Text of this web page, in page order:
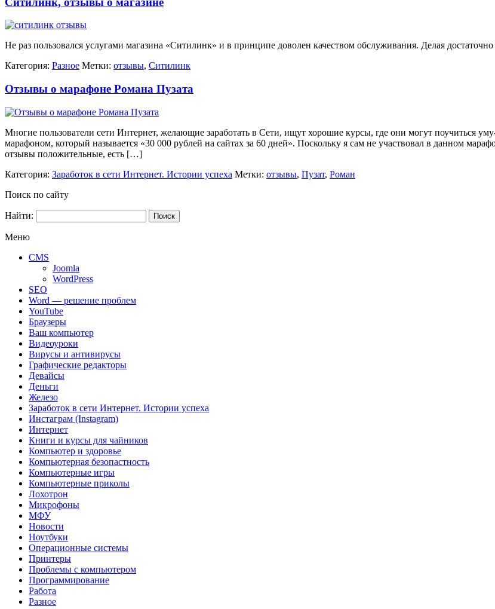
Не раз пользовался услугами магазина «Ситилинк» и в принципе доволен качеством обслуживания. Делая
Категория: Разное Метки: отзывы, Ситилинк
Отзывы о марафоне Романа Пузата
Многие пользователи сети Интернет, желающие заработать в Сети, ищут хорошие курсы, где они могут поучиться
марафоном, который называется «30 000 рублей на сайтах за 60 дней». Поскольку я сам не участвовал в данном
отзывы положительные, есть […]
Категория: Заработок в сети Интернет. Истории успеха Метки: отзывы, Пузат, Роман
Поиск по сайту
Найти:
Меню
CMS
Joomla
WordPress
SEO
Word — решение проблем
YouTube
Браузеры
Ваш компьютер
Видеоуроки
Вирусы и антивирусы
Графические редакторы
Девайсы
Деньги
Железо
Заработок в сети Интернет. Истории успеха
Инстаграм (Instagram)
Интернет
Книги и курсы для чайников
Компьютер и здоровье
Компьютерная безопастность
Компьютерные игры
Компьютерные приколы
Лохотрон
Микрофоны
МФУ
Новости
Ноутбуки
Операционные системы
Принтеры
Проблемы с компьютером
Программирование
Работа
Разное